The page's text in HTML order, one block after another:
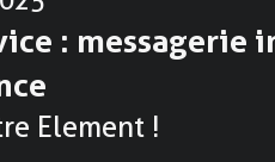
: messagerie
Element !